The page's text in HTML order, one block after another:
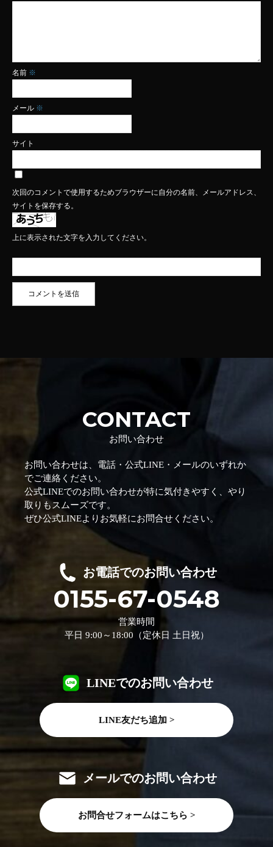
名前 ※
メール ※
サイト
次回のコメントで使用するためブラウザーに自分の名前、メールアドレス、
サイトを保存する。
上に表示された文字を入力してください。
CONTACT
お問い合わせ
お問い合わせは、電話・公式LINE・メールのいずれか
でご連絡ください。
公式LINEでのお問い合わせが特に気付きやすく、やり
取りもスムーズです。
ぜひ公式LINEよりお気軽にお問合せください。
お電話でのお問い合わせ
0155-67-0548
営業時間
平日 9:00～18:00（定休日 土日祝）
LINEでのお問い合わせ
LINE友だち追加 >
メールでのお問い合わせ
お問合せフォームはこちら >